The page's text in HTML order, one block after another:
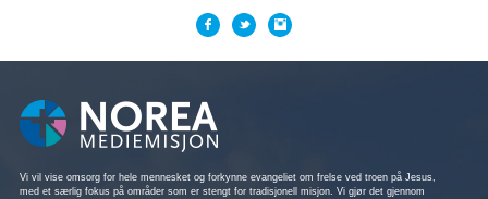
Vi vil vise omsorg for hele mennesket og forkynne evangeliet om frelse ved troen på Jesus,
med et særlig fokus på områder som er stengt for tradisjonell misjon. Vi gjør det gjennom